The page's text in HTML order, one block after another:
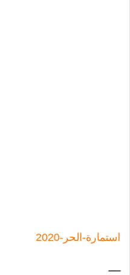
استمارة-الحر-2020
ــــ